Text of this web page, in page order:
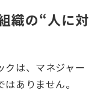
織の“人に対
は、マネジャー
ありません。